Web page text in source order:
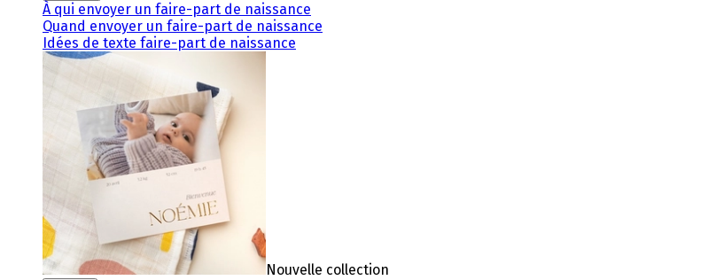
À qui envoyer un faire-part de naissance
Quand envoyer un faire-part de naissance
Idées de texte faire-part de naissance
Nouvelle collection